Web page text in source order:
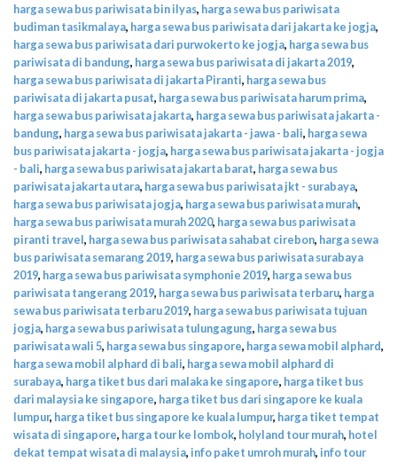
harga sewa bus pariwisata bin ilyas, harga sewa bus pariwisata
budiman tasikmalaya, harga sewa bus pariwisata dari jakarta ke jogja,
harga sewa bus pariwisata dari purwokerto ke jogja, harga sewa bus
pariwisata di bandung, harga sewa bus pariwisata di jakarta 2019,
harga sewa bus pariwisata di jakarta Piranti, harga sewa bus
pariwisata di jakarta pusat, harga sewa bus pariwisata harum prima,
harga sewa bus pariwisata jakarta, harga sewa bus pariwisata jakarta -
bandung, harga sewa bus pariwisata jakarta - jawa - bali, harga sewa
bus pariwisata jakarta - jogja, harga sewa bus pariwisata jakarta - jogja
- bali, harga sewa bus pariwisata jakarta barat, harga sewa bus
pariwisata jakarta utara, harga sewa bus pariwisata jkt - surabaya,
harga sewa bus pariwisata jogja, harga sewa bus pariwisata murah,
harga sewa bus pariwisata murah 2020, harga sewa bus pariwisata
piranti travel, harga sewa bus pariwisata sahabat cirebon, harga sewa
bus pariwisata semarang 2019, harga sewa bus pariwisata surabaya
2019, harga sewa bus pariwisata symphonie 2019, harga sewa bus
pariwisata tangerang 2019, harga sewa bus pariwisata terbaru, harga
sewa bus pariwisata terbaru 2019, harga sewa bus pariwisata tujuan
jogja, harga sewa bus pariwisata tulungagung, harga sewa bus
pariwisata wali 5, harga sewa bus singapore, harga sewa mobil alphard,
harga sewa mobil alphard di bali, harga sewa mobil alphard di
surabaya, harga tiket bus dari malaka ke singapore, harga tiket bus
dari malaysia ke singapore, harga tiket bus dari singapore ke kuala
lumpur, harga tiket bus singapore ke kuala lumpur, harga tiket tempat
wisata di singapore, harga tour ke lombok, holyland tour murah, hotel
dekat tempat wisata di malaysia, info paket umroh murah, info tour